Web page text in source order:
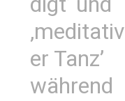
‚meditativ
er Tanz’
während